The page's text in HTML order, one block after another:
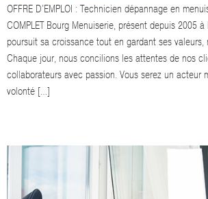
OFFRE D’EMPLOI : Technicien dépannage en
COMPLET Bourg Menuiserie, présent depuis 2005
poursuit sa croissance tout en gardant ses valeurs,
Chaque jour, nous concilions les attentes de nos
collaborateurs avec passion. Vous serez un acteur
volonté […]